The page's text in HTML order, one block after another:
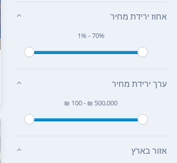
אחוז ירידת מחיר
1% - 70%
ערך ירידת מחיר
₪ 100 - ₪ 500,000
אזור בארץ